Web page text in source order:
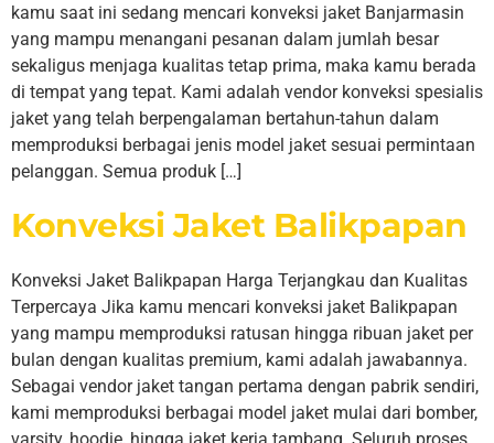
kamu saat ini sedang mencari konveksi jaket Banjarmasin
yang mampu menangani pesanan dalam jumlah besar
sekaligus menjaga kualitas tetap prima, maka kamu berada
di tempat yang tepat. Kami adalah vendor konveksi spesialis
jaket yang telah berpengalaman bertahun-tahun dalam
memproduksi berbagai jenis model jaket sesuai permintaan
pelanggan. Semua produk […]
Konveksi Jaket Balikpapan
Konveksi Jaket Balikpapan Harga Terjangkau dan Kualitas
Terpercaya Jika kamu mencari konveksi jaket Balikpapan
yang mampu memproduksi ratusan hingga ribuan jaket per
bulan dengan kualitas premium, kami adalah jawabannya.
Sebagai vendor jaket tangan pertama dengan pabrik sendiri,
kami memproduksi berbagai model jaket mulai dari bomber,